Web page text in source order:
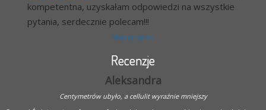
kompetentna, uzyskałam odpowiedzi na wszystkie
pytania, serdecznie polecam!!!
Więcej opinii
Recenzje
Aleksandra
Centymetrów ubyło, a cellulit wyraźnie mniejszy